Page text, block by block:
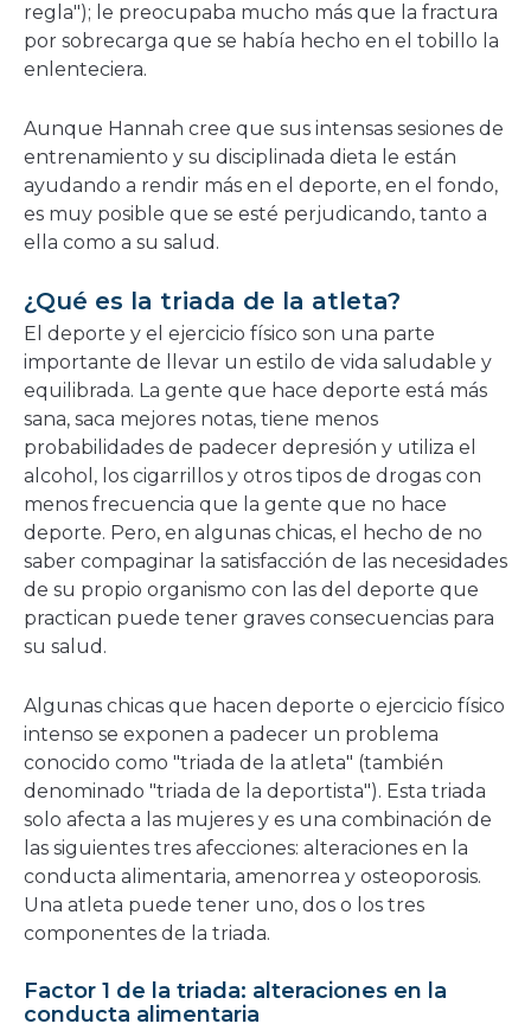
regla"); le preocupaba mucho más que la fractura
por sobrecarga que se había hecho en el tobillo la
enlenteciera.
Aunque Hannah cree que sus intensas sesiones de
entrenamiento y su disciplinada dieta le están
ayudando a rendir más en el deporte, en el fondo,
es muy posible que se esté perjudicando, tanto a
ella como a su salud.
¿Qué es la triada de la atleta?
El deporte y el ejercicio físico son una parte
importante de llevar un estilo de vida saludable y
equilibrada. La gente que hace deporte está más
sana, saca mejores notas, tiene menos
probabilidades de padecer depresión y utiliza el
alcohol, los cigarrillos y otros tipos de drogas con
menos frecuencia que la gente que no hace
deporte. Pero, en algunas chicas, el hecho de no
saber compaginar la satisfacción de las necesidades
de su propio organismo con las del deporte que
practican puede tener graves consecuencias para
su salud.
Algunas chicas que hacen deporte o ejercicio físico
intenso se exponen a padecer un problema
conocido como "triada de la atleta" (también
denominado "triada de la deportista"). Esta triada
solo afecta a las mujeres y es una combinación de
las siguientes tres afecciones: alteraciones en la
conducta alimentaria, amenorrea y osteoporosis.
Una atleta puede tener uno, dos o los tres
componentes de la triada.
Factor 1 de la triada: alteraciones en la
conducta alimentaria